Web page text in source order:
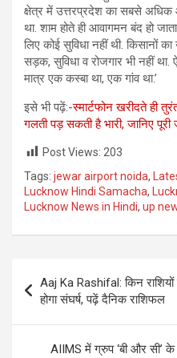
क्षेत्र में उत्तरप्रदेश का सबसे अधिक
था. शाम होते ही आवागमन बंद हो
लिए कोई सुविधा नहीं थी. किसानों
सड़क, सुविधा व रोजगार भी नहीं
मात्र एक कस्बा था, एक गांव था.’
इसे भी पढ़ें:-स्मार्टफोन खरीदते ही
गलती पड़ सकती है भारी, जानिए पूरी
Post Views: 203
Tags: jewar airport noida,
Lucknow Hindi Samacha,
Lucknow News in Hindi, up
navigation
Aaj Ka Rashifal: किन
होगा संघर्ष, पढ़ें दैनिक राशिफल
AIIMS में ग्रुप ‘बी और सी’ के